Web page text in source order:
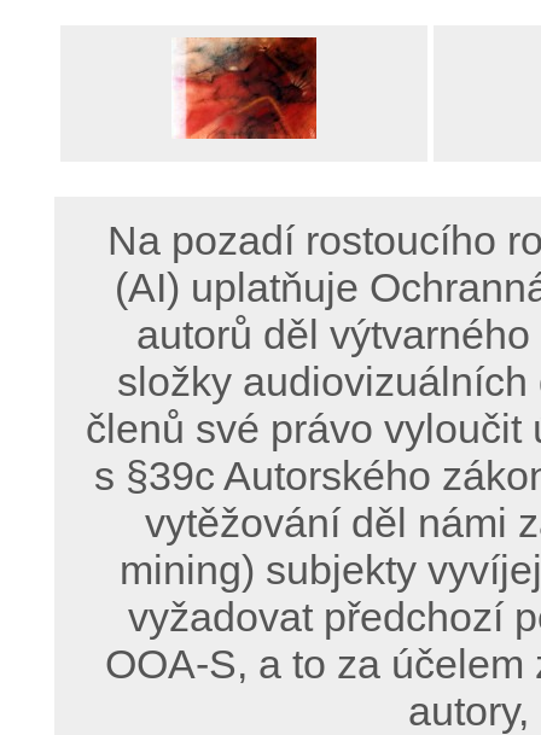
Na pozadí rostoucího
(AI) uplatňuje
autorů děl
složky
členů své právo
s §39c Autorského
vytěžování děl námi
mining) subjekty
vyžadovat předchozí
OOA-S, a to za